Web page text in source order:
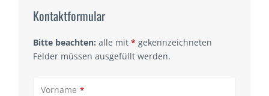
Kontaktformular
Bitte beachten: alle mit* gekennzeichneten
Felder müssen ausgefüllt werden.
Vorname *